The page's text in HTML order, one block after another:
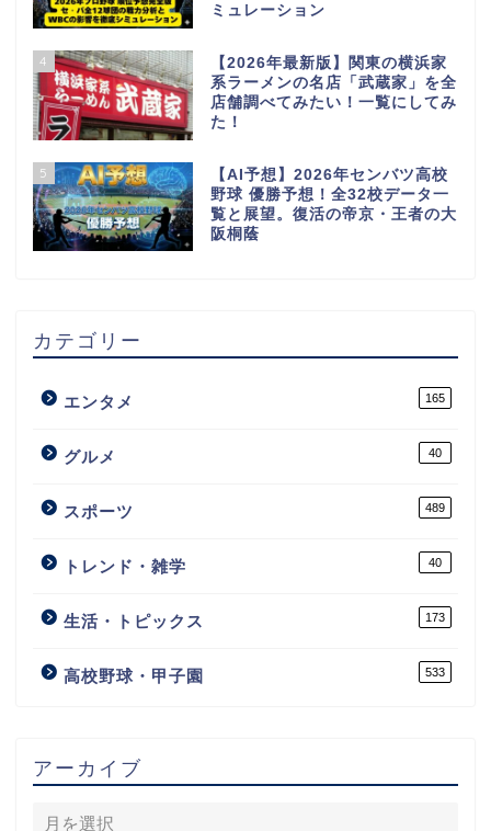
ミュレーション
4
【2026年最新版】関東の横浜家
系ラーメンの名店「武蔵家」を全
店舗調べてみたい！一覧にしてみ
た！
5
【AI予想】2026年センバツ高校
野球 優勝予想！全32校データ一
覧と展望。復活の帝京・王者の大
阪桐蔭
カテゴリー
エンタメ 165
グルメ 40
スポーツ 489
トレンド・雑学 40
生活・トピックス 173
高校野球・甲子園 533
アーカイブ